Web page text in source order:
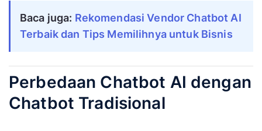
Baca juga: Rekomendasi Vendor Chatbot AI
Terbaik dan Tips Memilihnya untuk Bisnis
Perbedaan Chatbot AI dengan
Chatbot Tradisional